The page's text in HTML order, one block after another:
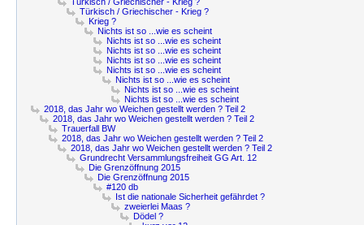
Türkisch / Griechischer - Krieg ?
Krieg ?
Nichts ist so ...wie es scheint
Nichts ist so ...wie es scheint
Nichts ist so ...wie es scheint
Nichts ist so ...wie es scheint
Nichts ist so ...wie es scheint
Nichts ist so ...wie es scheint
Nichts ist so ...wie es scheint
Nichts ist so ...wie es scheint
2018, das Jahr wo Weichen gestellt werden ? Teil 2
2018, das Jahr wo Weichen gestellt werden ? Teil 2
Trauerfall BW
2018, das Jahr wo Weichen gestellt werden ? Teil 2
2018, das Jahr wo Weichen gestellt werden ? Teil 2
Grundrecht Versammlungsfreiheit GG Art. 12
Die Grenzöffnung 2015
Die Grenzöffnung 2015
#120 db
Ist die nationale Sicherheit gefährdet ?
zweierlei Maas ?
Dödel ?